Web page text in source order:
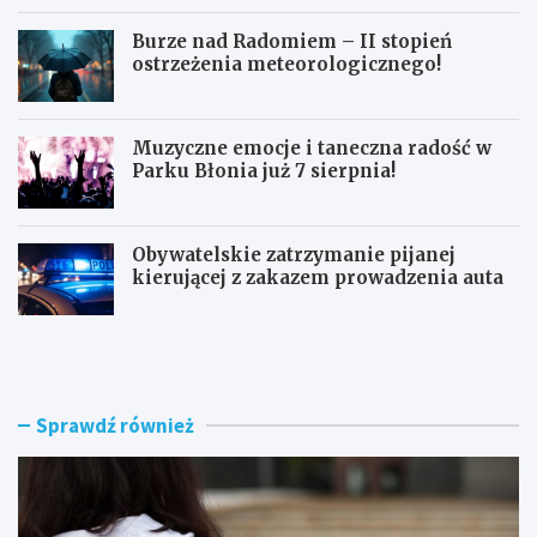
Burze nad Radomiem – II stopień
ostrzeżenia meteorologicznego!
Muzyczne emocje i taneczna radość w
Parku Błonia już 7 sierpnia!
Obywatelskie zatrzymanie pijanej
kierującej z zakazem prowadzenia auta
G
y
B
n Sprawdź również